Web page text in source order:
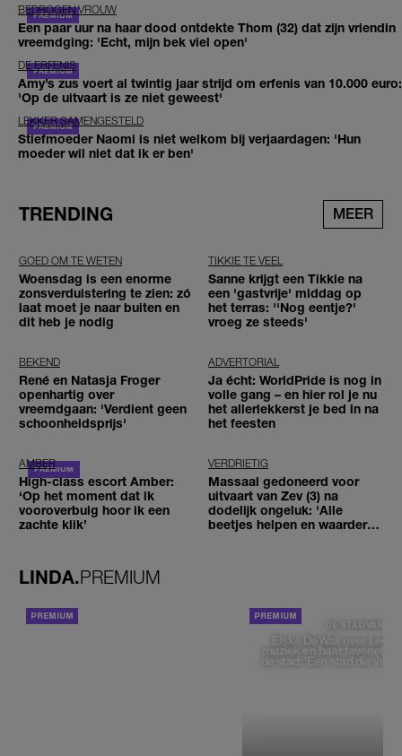
BEDROGEN VROUW
Een paar uur na haar dood ontdekte Thom (32) dat zijn vriendin
vreemdging: 'Echt, mijn bek viel open'
DE ERFENIS
Amy’s zus voert al twintig jaar strijd om erfenis van 10.000 euro:
'Op de uitvaart is ze niet geweest'
LEKKER SAMENGESTELD
Stiefmoeder Naomi is niet welkom bij verjaardagen: 'Hun
moeder wil niet dat ik er ben'
TRENDING MEER
GOED OM TE WETEN
Woensdag is een enorme
zonsverduistering te zien: zó
laat moet je naar buiten en
dit heb je nodig
TIKKIE TE VEEL
Sanne krijgt een Tikkie na
een 'gastvrije' middag op
het terras: ''Nog eentje?'
vroeg ze steeds'
BEKEND
René en Natasja Froger
openhartig over
vreemdgaan: 'Verdient geen
schoonheidsprijs'
ADVERTORIAL
Ja écht: WorldPride is nog in
volle gang – en hier rol je nu
het allerlekkerst je bed in na
het feesten
AMBER
High-class escort Amber:
‘Op het moment dat ik
vooroverbuig hoor ik een
zachte klik’
VERDRIETIG
Massaal gedoneerd voor
uitvaart van Zev (3) na
dodelijk ongeluk: 'Alle
beetjes helpen en waarderen
LINDA.PREMIUM
DE STAD VAN
Elske DeWall over
muziek en haar favoriete
de stad: 'Een stad die